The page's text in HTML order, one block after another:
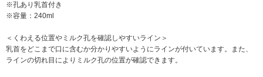
※孔あり乳首付き
※容量：240ml
＜くわえる位置やミルク孔を確認しやすいライン＞
乳首をどこまで口に含むか分かりやすいようにラインが付いています。また、
ラインの切れ目によりミルク孔の位置が確認できます。